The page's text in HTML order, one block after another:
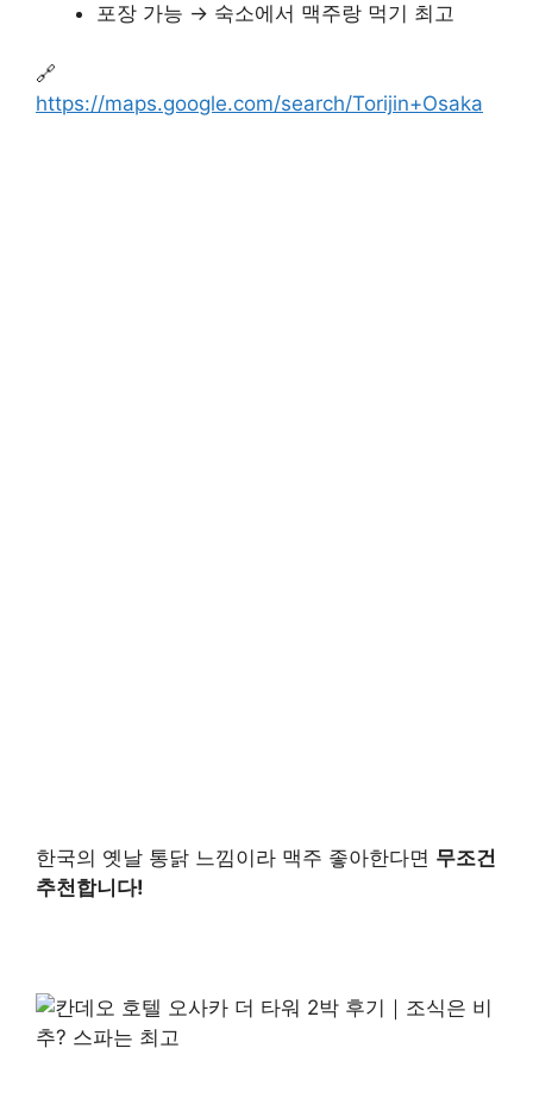
포장 가능 → 숙소에서 맥주랑 먹기 최고
🔗
https://maps.google.com/search/Torijin+Osaka
한국의 옛날 통닭 느낌이라 맥주 좋아한다면 무조건
추천합니다!